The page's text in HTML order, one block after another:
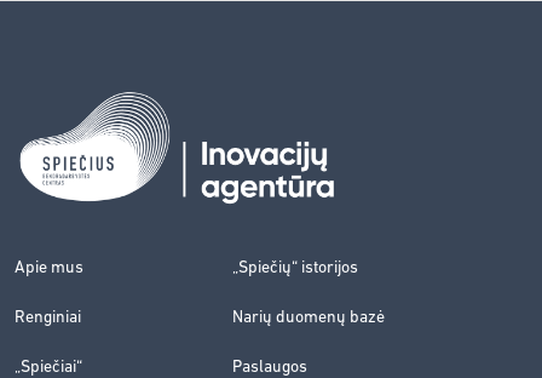
Apie mus „Spiečių“ istorijos
Renginiai Narių duomenų bazė
„Spiečiai“ Paslaugos